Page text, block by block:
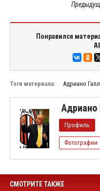
Понравился
Тэги материала: Адриано
Адриано
Профиль
Фотографии
СМОТРИТЕ ТАКЖЕ